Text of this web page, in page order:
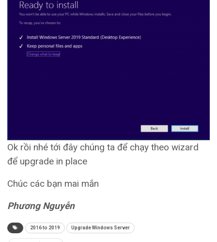
Ok rồi nhé tới đây chúng ta để chạy theo wizard
để upgrade in place
Chúc các bạn mai mắn
Phương Nguyễn
2016 to 2019 Upgrade Windows Server